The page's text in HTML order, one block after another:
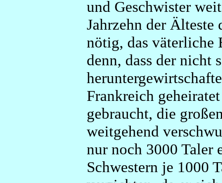
und Geschwister
Jahrzehn der Älteste
nötig, das väterliche
denn, dass der nicht
Frankreich
gebraucht, die
weitgehend
nur noch 3000 Taler
Schwestern je 1000